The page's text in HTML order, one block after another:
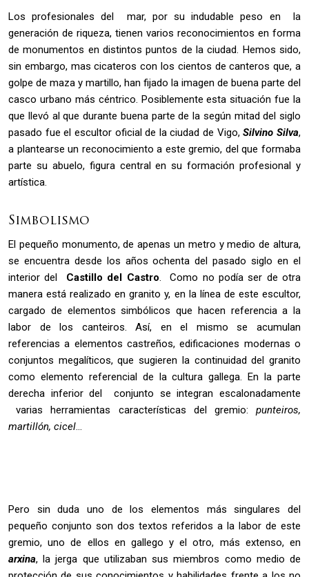
Los profesionales del mar, por su indudable peso en la
generación de riqueza, tienen varios reconocimientos en forma
de monumentos en distintos puntos de la ciudad. Hemos sido,
sin embargo, mas cicateros con los cientos de canteros que, a
golpe de maza y martillo, han fijado la imagen de buena parte del
casco urbano más céntrico. Posiblemente esta situación fue la
que llevó al que durante buena parte de la según mitad del siglo
pasado fue el escultor oficial de la ciudad de Vigo,Silvino Silva,
a plantearse un reconocimiento a este gremio, del que formaba
parte su abuelo, figura central en su formación profesional y
artística.
Simbolismo
El pequeño monumento, de apenas un metro y medio de altura,
se encuentra desde los años ochenta del pasado siglo en el
interior del Castillo del Castro. Como no podía ser de otra
manera está realizado en granito y, en la línea de este escultor,
cargado de elementos simbólicos que hacen referencia a la
labor de los canteiros. Así, en el mismo se acumulan
referencias a elementos castreños, edificaciones modernas o
conjuntos megalíticos, que sugieren la continuidad del granito
como elemento referencial de la cultura gallega. En la parte
derecha inferior del conjunto se integran escalonadamente
varias herramientas características del gremio: punteiros,
martillón, cicel…
Pero sin duda uno de los elementos más singulares del
pequeño conjunto son dos textos referidos a la labor de este
gremio, uno de ellos en gallego y el otro, más extenso, en
arxina, la jerga que utilizaban sus miembros como medio de